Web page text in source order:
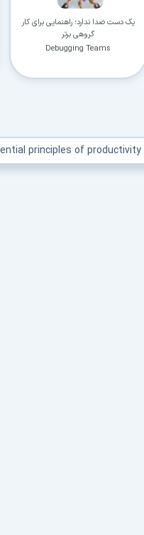
یک دست صدا ندارد؛ راهنمایی برای کار
گروهی برتر
Debugging Teams
✓